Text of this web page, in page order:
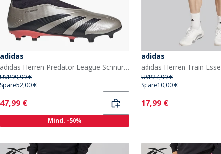
adidas
adidas Herren Predator League Schnürlose Vivid Horizon Pack FG Fester Boden Fußballschuhe Platinum Metallic/Aurora Black/Turbo
UVP99,99 €
Spare52,00 €
Current
47,99 €
Mind. -50%
adidas
UVP27,99 €
Spare10,00 €
Current
17,99 €